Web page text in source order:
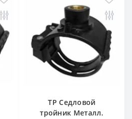
ТР Седловой
тройник Металл.